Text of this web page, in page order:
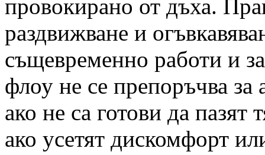
провокирано от дъха.
раздвижване и
същевременно работи и
флоу не се препоръчва
ако не са готови да пазят
ако усетят дискомфорт